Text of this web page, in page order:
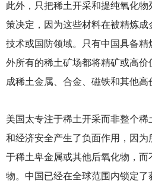
此外，只把稀土开采和提纯氧化
策决定，因为这些材料在被精炼成
技术或国防领域。只有中国具备精
外所有的稀土矿场都将精矿或高价
成稀土金属、合金、磁铁和其他高
美国太专注于稀土开采而非整个
和经济安全产生了负面作用，因
于稀土卑金属或其他后氧化物，
物。中国已经在全球范围内锁定